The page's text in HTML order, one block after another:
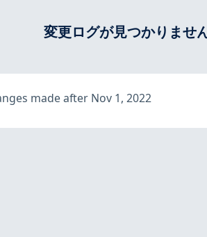
変更ログが見つかりませ
made after Nov 1, 2022